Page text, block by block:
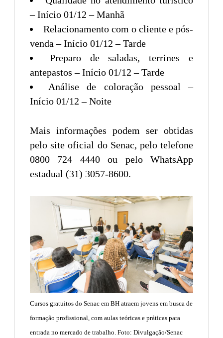
– Início 01/12 – Manhã
Relacionamento com o cliente e pós-
venda – Início 01/12 – Tarde
Preparo de saladas, terrines e
antepastos – Início 01/12 – Tarde
Análise de coloração pessoal –
Início 01/12 – Noite
Mais informações podem ser obtidas
pelo site oficial do Senac, pelo telefone
0800 724 4440 ou pelo WhatsApp
estadual (31) 3057-8600.
Cursos gratuitos do Senac em BH atraem jovens em busca de
formação profissional, com aulas teóricas e práticas para
entrada no mercado de trabalho. Foto: Divulgação/Senac